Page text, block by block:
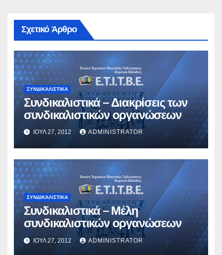
Σχετικό Άρθρο
ΣΥΝΔΙΚΑΛΙΣΤΙΚΆ
Συνδικαλιστικά – Διακρίσεις των
συνδικαλιστικών οργανώσεων
ΙΟΎΛ 27, 2012 ADMINISTRATOR
ΣΥΝΔΙΚΑΛΙΣΤΙΚΆ
Συνδικαλιστικά – Μέλη
συνδικαλιστικών οργανώσεων
ΙΟΎΛ 27, 2012 ADMINISTRATOR